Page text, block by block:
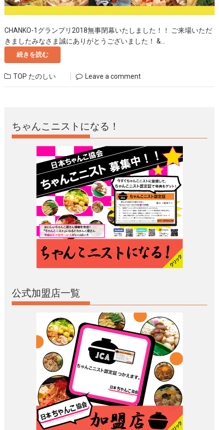
CHANKO-1グランプリ2018無事閉幕いたしました！！ ご来場いただ
きましたみなさま誠にありがとうございました！ &...
続きを読む
TOP たのしい Leave a comment
ちゃんこニストになる！
公式加盟店一覧